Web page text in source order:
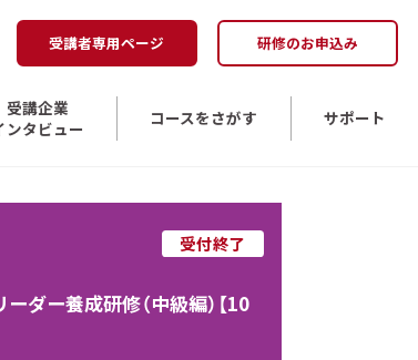
受講企業
ンタビュー
コースをさがす サポート
受講者専用ページ 研修のお申込み
受付終了
ダー養成研修（中級編）【10